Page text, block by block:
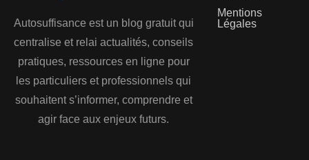
Autosuffisance est un blog gratuit qui
centralise et relai actualités, conseils
pratiques, ressources en ligne pour
les particuliers et professionnels qui
souhaitent s’informer, comprendre et
agir face aux enjeux futurs.
Mentions
Légales